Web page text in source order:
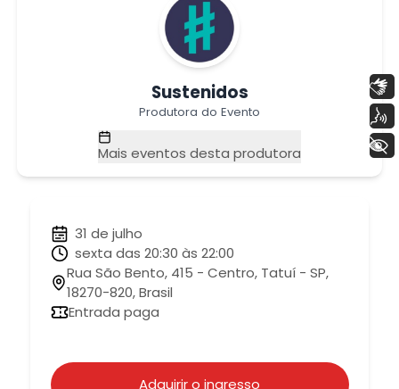
Sustenidos
Produtora do Evento
Mais eventos desta produtora
31 de julho
sexta das 20:30 às 22:00
Rua São Bento, 415 - Centro, Tatuí - SP,
18270-820, Brasil
Entrada paga
Adquirir o ingresso
+ Acessibilidade